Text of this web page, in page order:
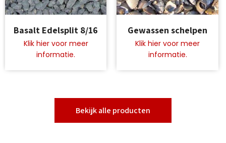
product
heeft
meerdere
Basalt Edelsplit 8/16
product
heeft
meerdere
kan
gekozen
Gewassen schelpen
Bekijk alle producten